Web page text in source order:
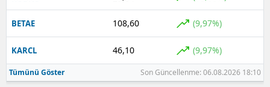
Yalova
Karabük
BETAE 108,60 (9,97%)
KARCL 46,10 (9,97%)
Tümünü Göster Son Güncellenme: 06.08.2026 18:10